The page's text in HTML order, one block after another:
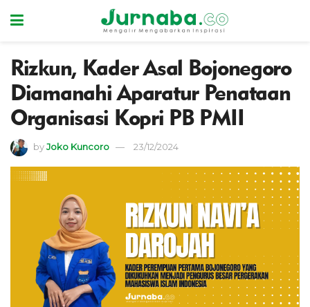
Rizkun, Kader Asal Bojonegoro
Diamanahi Aparatur Penataan
Organisasi Kopri PB PMII
byJoko Kuncoro 23/12/2024